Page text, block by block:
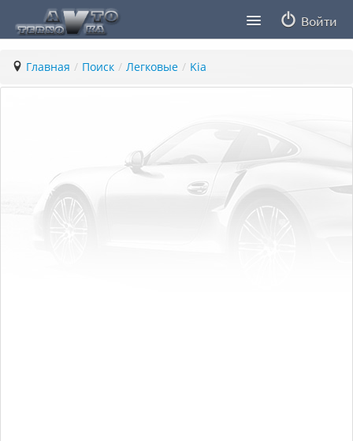
Войти
Статьи
Главная / Поиск / Легковые / Kia